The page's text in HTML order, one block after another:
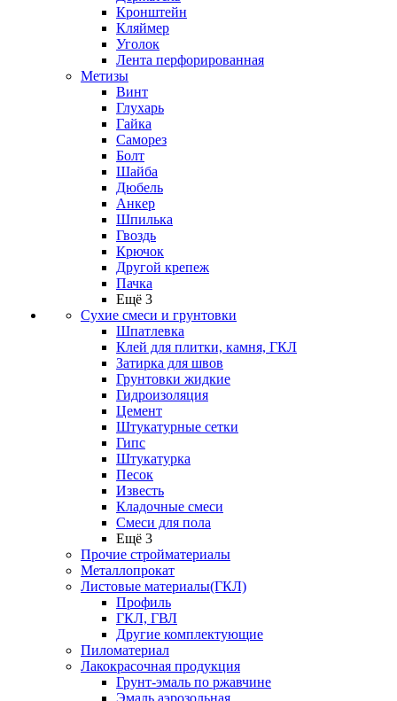
Кронштейн
Кляймер
Уголок
Лента перфорированная
Метизы
Винт
Глухарь
Гайка
Саморез
Болт
Шайба
Дюбель
Анкер
Шпилька
Гвоздь
Крючок
Другой крепеж
Пачка
Ещё 3
Сухие смеси и грунтовки
Шпатлевка
Клей для плитки, камня, ГКЛ
Затирка для швов
Грунтовки жидкие
Гидроизоляция
Цемент
Штукатурные сетки
Гипс
Штукатурка
Песок
Известь
Кладочные смеси
Смеси для пола
Ещё 3
Прочие стройматериалы
Металлопрокат
Листовые материалы(ГКЛ)
Профиль
ГКЛ, ГВЛ
Другие комплектующие
Пиломатериал
Лакокрасочная продукция
Грунт-эмаль по ржавчине
Эмаль аэрозольная